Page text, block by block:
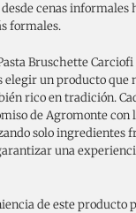
cenas informales
formales.
Bruschette
un producto que
rico en tradición.
de Agromonte con
solo ingredientes
una
de este producto